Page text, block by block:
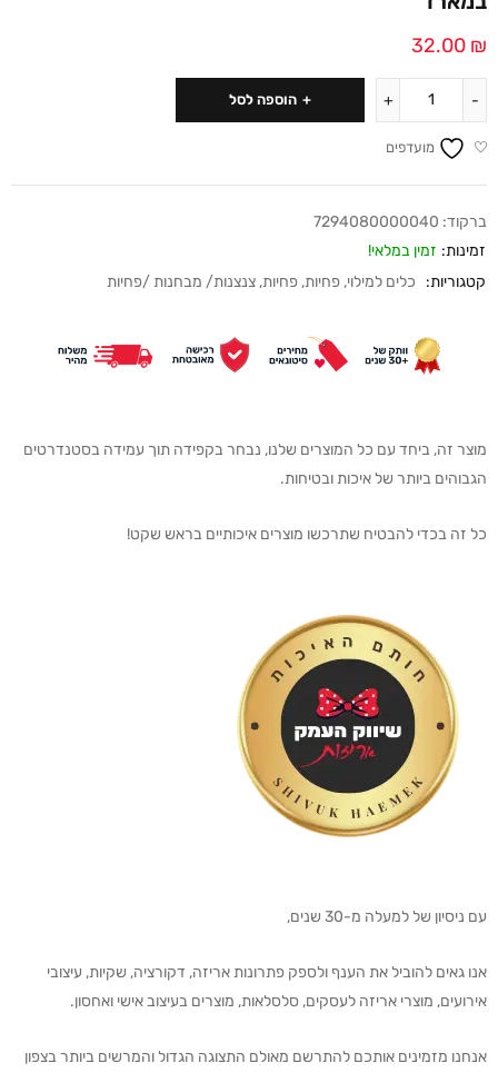
32.00 ₪
הוספה לסל
מועדפים
ברקוד: 7294080000040
זמינות: זמין במלאי!
קטגוריות:
כלים למילוי, פחיות, פחיות, צנצנות/ מבחנות /פחיות
מוצר זה, ביחד עם כל המוצרים שלנו, נבחר בקפידה תוך עמידה בסטנדרטים
הגבוהים ביותר של איכות ובטיחות.
כל זה בכדי להבטיח שתרכשו מוצרים איכותיים בראש שקט!
עם ניסיון של למעלה מ-30 שנים,
אנו גאים להוביל את הענף ולספק פתרונות אריזה, דקורציה, שקיות, עיצובי
אירועים, מוצרי אריזה לעסקים, סלסלאות, מוצרים בעיצוב אישי ואחסון.
אנחנו מזמינים אותכם להתרשם מאולם התצוגה הגדול והמרשים ביותר בצפון